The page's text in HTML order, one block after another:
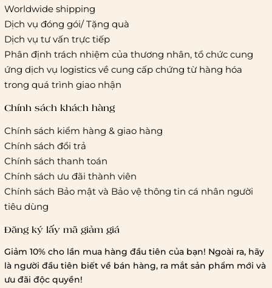
Giao hàng tiêu chuẩn:
Hồ Chí Minh:
Áp dụng theo bảng giá cước của ĐVVC
Vietelpost/ Giaohangtietkiem và 1 số đối tác vận chuyển
Hà Nội và các tỉnh thành khác:
Áp dụng theo bảng giá
cước của ĐVVC Vietelpost/ Giaohangtietkiem... và 1 số đối
tác vận chuyển khác
Thời gian giao hàng
Hồ Chí Minh:
Hà Nội và các tỉnh thành khá
Lưu ý chung về chính sách vận chuyển
1 triệu đồng
giao hàng trong ngày
Worldwide shipping
Dịch vụ đóng gói/ Tặng quà
Dịch vụ tư vấn trực tiếp
Phân định trách nhiệm của thương nhân, tổ chức cung
ứng dịch vụ logistics về cung cấp chứng từ hàng hóa
trong quá trình giao nhận
Chính sách khách hàng
Chính sách kiểm hàng & giao hàng
Chính sách đổi trả
Chính sách thanh toán
Chính sách ưu đãi thành viên
Chính sách Bảo mật và Bảo vệ thông tin cá nhân người
tiêu dùng
Đăng ký lấy mã giảm giá
Giảm 10% cho lần mua hàng đầu tiên của bạn! Ngoài ra, hãy
là người đầu tiên biết về bán hàng, ra mắt sản phẩm mới và
ưu đãi độc quyền!